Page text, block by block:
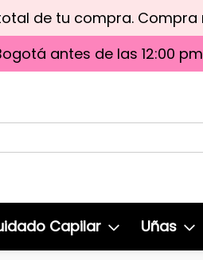
de tu compra.
antes de las 12:00
Capilar Uñas